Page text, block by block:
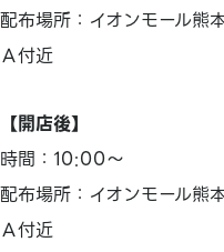
配布場所：イオンモール
Ａ付近
【開店後】
時間：10:00～
配布場所：イオンモール
Ａ付近